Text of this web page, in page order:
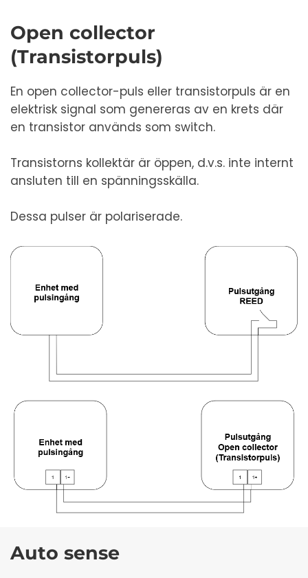
Open collector
(Transistorpuls)
En open collector-puls eller transistorpuls är en
elektrisk signal som genereras av en krets där
en transistor används som switch.
Transistorns kollektär är öppen, d.v.s. inte internt
ansluten till en spänningsskälla.
Dessa pulser är polariserade.
Auto sense